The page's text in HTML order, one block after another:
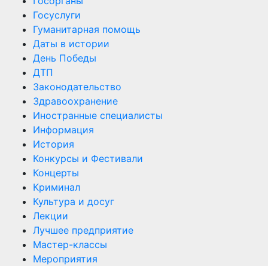
Госуслуги
Гуманитарная помощь
Даты в истории
День Победы
ДТП
Законодательство
Здравоохранение
Иностранные специалисты
Информация
История
Конкурсы и Фестивали
Концерты
Криминал
Культура и досуг
Лекции
Лучшее предприятие
Мастер-классы
Мероприятия